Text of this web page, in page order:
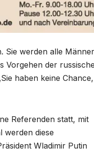
Sie werden alle Männer
Vorgehen der
haben keine Chance,
Referenden statt, mit
werden diese
Wladimir Putin